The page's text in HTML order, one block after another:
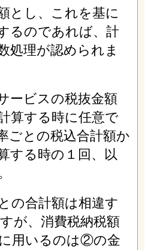
とし、これを基に
るのであれば、計
処理が認められま
ービスの税抜金額
算する時に任意で
ごとの税込合計額か
する時の１回、以
合計額は相違す
が、消費税納税額
用いるのは②の金